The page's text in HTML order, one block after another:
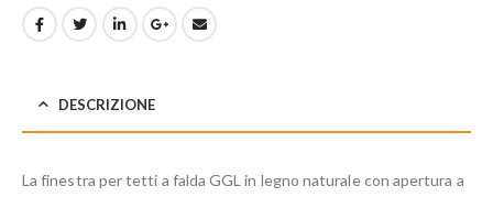
DESCRIZIONE
La finestra per tetti a falda GGL in legno naturale con apertura a